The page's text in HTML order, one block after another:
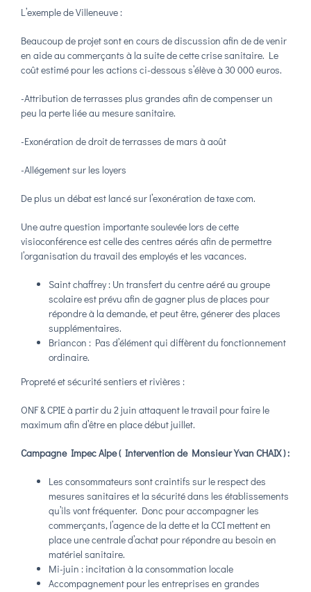
L’exemple de Villeneuve :
Beaucoup de projet sont en cours de discussion afin de de venir
en aide au commerçants à la suite de cette crise sanitaire. Le
coût estimé pour les actions ci-dessous s’élève à 30 000 euros.
-Attribution de terrasses plus grandes afin de compenser un
peu la perte liée au mesure sanitaire.
-Exonération de droit de terrasses de mars à août
-Allégement sur les loyers
De plus un débat est lancé sur l’exonération de taxe com.
Une autre question importante soulevée lors de cette
visioconférence est celle des centres aérés afin de permettre
l’organisation du travail des employés et les vacances.
Saint chaffrey : Un transfert du centre aéré au groupe
scolaire est prévu afin de gagner plus de places pour
répondre à la demande, et peut être, génerer des places
supplémentaires.
Briancon : Pas d’élément qui diffèrent du fonctionnement
ordinaire.
Propreté et sécurité sentiers et rivières :
ONF & CPIE à partir du 2 juin attaquent le travail pour faire le
maximum afin d’être en place début juillet.
Campagne Impec Alpe ( Intervention de Monsieur Yvan CHAIX ) :
Les consommateurs sont craintifs sur le respect des
mesures sanitaires et la sécurité dans les établissements
qu’ils vont fréquenter. Donc pour accompagner les
commerçants, l’agence de la dette et la CCI mettent en
place une centrale d’achat pour répondre au besoin en
matériel sanitaire.
Mi-juin : incitation à la consommation locale
Accompagnement pour les entreprises en grandes